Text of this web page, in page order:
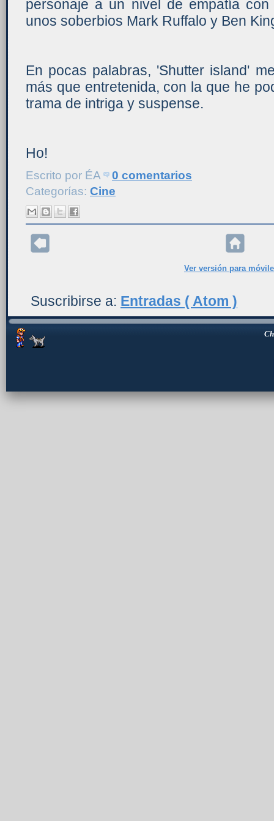
personaje a un nivel de empatía
unos soberbios Mark Ruffalo y Ben
En pocas palabras, 'Shutter island'
más que entretenida, con la que he
trama de intriga y suspense.
Ho!
Escrito por ÉA
0 comentarios
Categorías: Cine
Ver versión para
Suscribirse a: Entradas ( Atom )